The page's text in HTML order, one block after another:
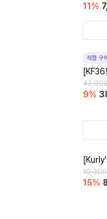
11 %
직접 구
9%
10,300
15%